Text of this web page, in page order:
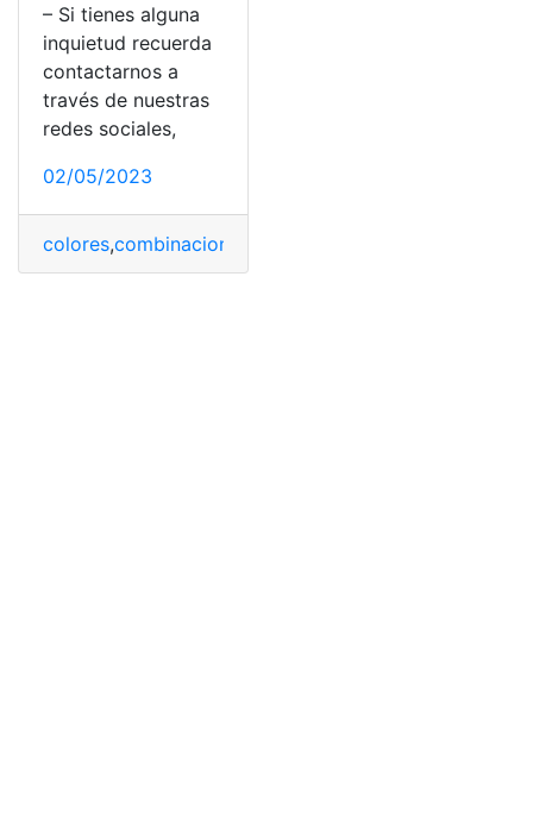
– Si tienes alguna
inquietud recuerda
contactarnos a
través de nuestras
redes sociales,
02/05/2023
colores,combinaciones